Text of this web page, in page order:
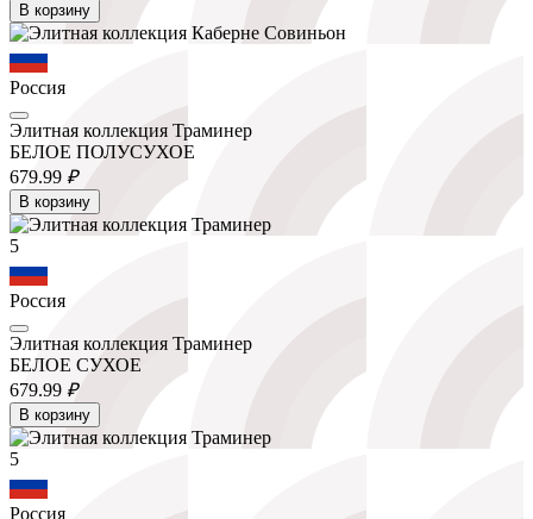
В корзину
Россия
Элитная коллекция Траминер
БЕЛОЕ ПОЛУСУХОЕ
679.99 ₽
В корзину
5
Россия
Элитная коллекция Траминер
БЕЛОЕ СУХОЕ
679.99 ₽
В корзину
5
Россия